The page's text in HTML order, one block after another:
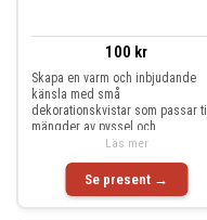
100 kr
Skapa en varm och inbjudande
känsla med små
dekorationskvistar som passar till
mängder av pyssel och
blomsterarrangem
Se present →
Läs mer